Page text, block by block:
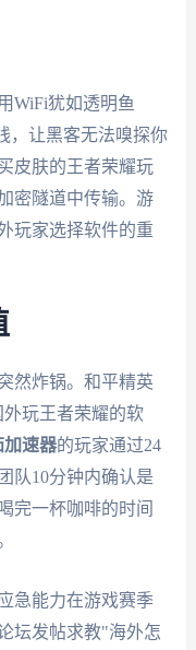
WiFi犹如透明鱼
，让黑客无法嗅探你
皮肤的王者荣耀玩
密隧道中传输。游
玩家选择软件的重
然炸锅。和平精英
玩王者荣耀的软
加速器的玩家通过24
队10分钟内确认是
完一杯咖啡的时间
急能力在游戏赛季
坛发帖求教"海外怎